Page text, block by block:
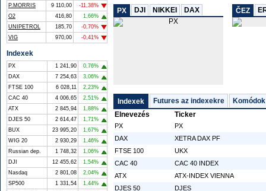
PX DJI NIKKEI DAX ČEZ
Indexek Futures az indexekre
Komódok
Elnevezés
Ticker
PX
PX
DAX
XETRA DAX PF
FTSE 100
UKX
CAC 40
CAC 40 INDEX
ATX
ATX-INDEX VIENNA
DJES 50
DJES
P.MORRIS
9 110,00
-11,38%
O2
416,80
1,66%
UNIPETROL
185,70
-0,70%
VIG
970,00 -0,41%
Indexek
PX 1 241,90
0,76%
DAX
7 254,63
3,06%
FTSE 100
6 028,11
2,23%
CAC 40
4 006,65
2,51%
ATX
2 845,94
1,88%
DJES 50
2 614,47
1,71%
BUX
23 995,20
1,67%
WIG 20
2 930,29
1,46%
Russian dep.
1 748,32
1,06%
DJI
12 455,62
1,54%
Nasdaq
2 801,08
2,04%
SP500
1 331,54
1,44%